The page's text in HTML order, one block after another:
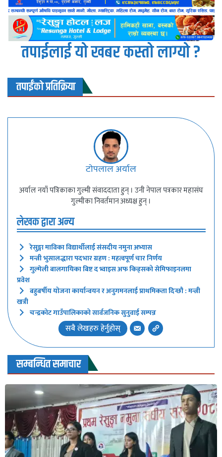
तपाईलाई यो खबर कस्तो लाग्यो ?
तपाईंको प्रतिक्रिया
टाेपलाल अर्याल
अर्याल नयाँ पत्रिकाका गुल्मी संवाददाता हुन् । उनी नेपाल पत्रकार महासंघ
गुल्मीका निवर्तमान अध्यक्ष हुन् ।
लेखक द्वारा अन्य
रेसुङ्गा माविका विद्यार्थीलाई संसदीय नमुना अभ्यास
मन्त्री भुसालद्धारा पदभार ग्रहण : महत्वपूर्ण चार निर्णय
गुल्मेली बालगायिका बिष्ट द भ्वाइस अफ किड्सको सेमिफाइनलमा
प्रवेश
बहुबर्षीय योजना कार्यान्वयन र अनुगमनलाई प्राथमिकता दिन्छौ : मन्त्री
खत्री
चन्द्रकोट गाउँपालिकाको सार्वजनिक सुनुवाई सम्पन्न
सबै लेखहरु हेर्नुहोस्
सम्बन्धित समाचार